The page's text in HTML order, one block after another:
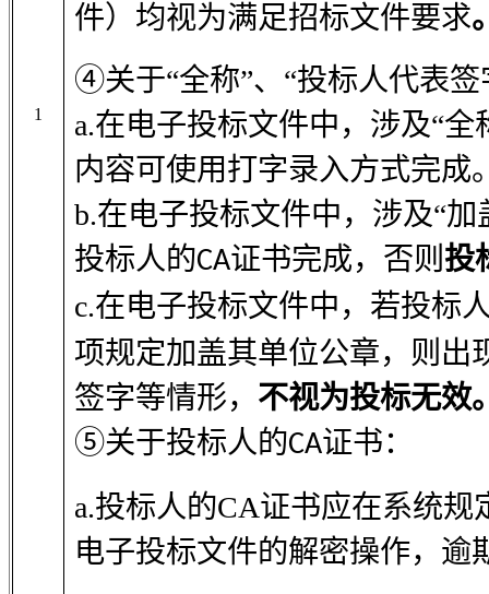
1
件）均视为满足招标文件要求
④关于“全称”、“投标人代表签
a.在电子投标文件中，涉及“全
内容可使用打字录入方式完成
b.在电子投标文件中，涉及“
投标人的CA证书完成，否则 投
c.在电子投标文件中，若投标
项规定加盖其单位公章，则出
签字等情形， 不视为投标无效
⑤关于投标人的CA证书：
a.投标人的CA证书应在系统
电子投标文件的解密操作，逾